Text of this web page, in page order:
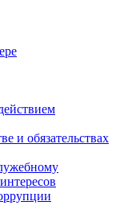
и обязательствах